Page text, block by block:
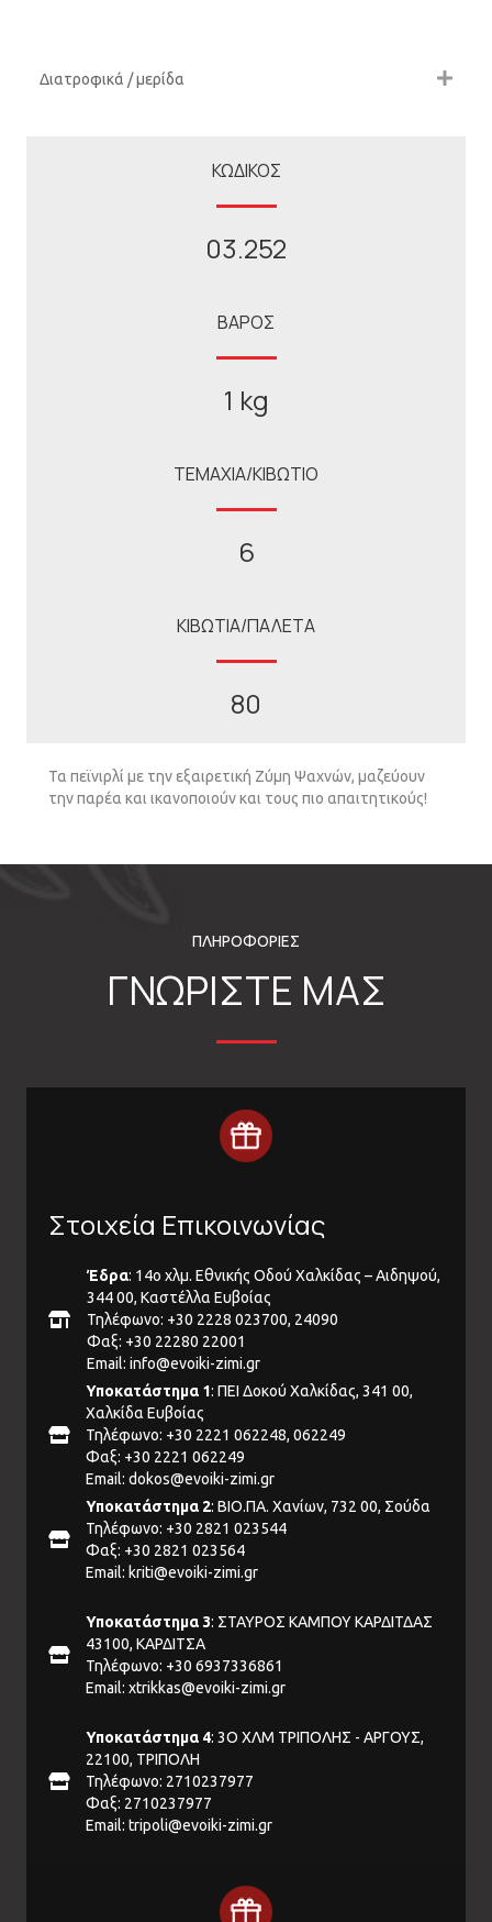
Διατροφικά / μερίδα
ΚΩΔΙΚΟΣ
03.252
ΒΑΡΟΣ
1 kg
ΤΕΜΑΧΙΑ/ΚΙΒΩΤΙΟ
6
ΚΙΒΩΤΙΑ/ΠΑΛΕΤΑ
80
Τα πεϊνιρλί µε την εξαιρετική Ζύµη Ψαχνών, µαζεύουν
την παρέα και ικανοποιούν και τους πιο απαιτητικούς!
ΠΛΗΡΟΦΟΡΙΕΣ
ΓΝΩΡΙΣΤΕ ΜΑΣ
Στοιχεία Επικοινωνίας
Έδρα: 14ο χλμ. Εθνικής Οδού Χαλκίδας – Αιδηψού,
344 00, Καστέλλα Ευβοίας
Τηλέφωνο: +30 2228 023700, 24090
Φαξ: +30 22280 22001
Email: info@evoiki-zimi.gr
Υποκατάστημα 1: ΠΕΙ Δοκού Χαλκίδας, 341 00,
Χαλκίδα Ευβοίας
Τηλέφωνο: +30 2221 062248, 062249
Φαξ: +30 2221 062249
Email: dokos@evoiki-zimi.gr
Υποκατάστημα 2: ΒΙΟ.ΠΑ. Χανίων, 732 00, Σούδα
Τηλέφωνο: +30 2821 023544
Φαξ: +30 2821 023564
Email: kriti@evoiki-zimi.gr
Υποκατάστημα 3: ΣΤΑΥΡΟΣ ΚΑΜΠΟΥ ΚΑΡΔΙΤΔΑΣ
43100, ΚΑΡΔΙΤΣΑ
Τηλέφωνο: +30 6937336861
Email: xtrikkas@evoiki-zimi.gr
Υποκατάστημα 4: 3Ο ΧΛΜ ΤΡΙΠΟΛΗΣ - ΑΡΓΟΥΣ,
22100, ΤΡΙΠΟΛΗ
Τηλέφωνο: 2710237977
Φαξ: 2710237977
Email: tripoli@evoiki-zimi.gr